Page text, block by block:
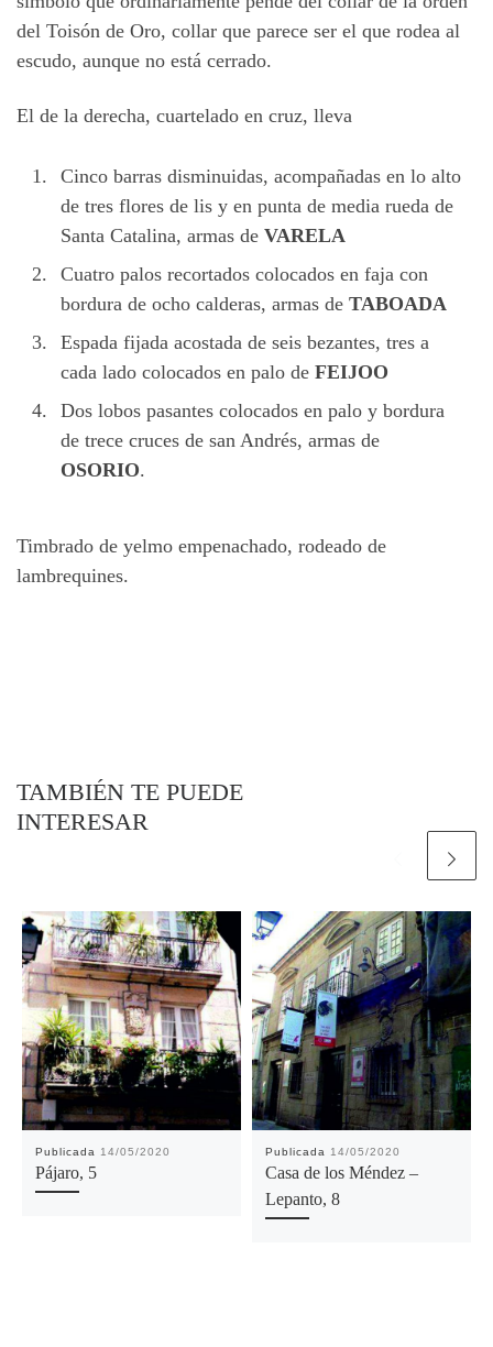
del Toisón de Oro, collar que parece ser el que rodea al
escudo, aunque no está cerrado.
El de la derecha, cuartelado en cruz, lleva
Cinco barras disminuidas, acompañadas en lo alto
de tres flores de lis y en punta de media rueda de
Santa Catalina, armas de VARELA
Cuatro palos recortados colocados en faja con
bordura de ocho calderas, armas de TABOADA
Espada fijada acostada de seis bezantes, tres a
cada lado colocados en palo de FEIJOO
Dos lobos pasantes colocados en palo y bordura
de trece cruces de san Andrés, armas de
OSORIO.
Timbrado de yelmo empenachado, rodeado de
lambrequines.
TAMBIÉN TE PUEDE
INTERESAR
Publicada 14/05/2020
Pájaro, 5
Publicada 14/05/2020
Casa de los Méndez –
Lepanto, 8